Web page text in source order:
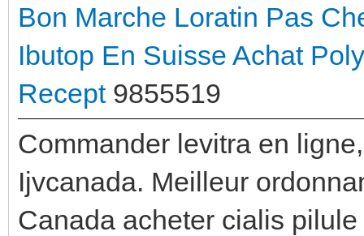
Bon Marche Loratin Pas
Ibutop En Suisse Achat
Recept9855519
Commander levitra en
Ijvcanada. Meilleur
Canada acheter cialis